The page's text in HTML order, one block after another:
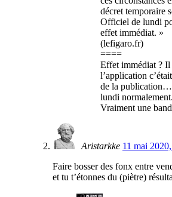
décret temporaire
Officiel de lundi
effet immédiat. »
(lefigaro.fr)
====
Effet immédiat ? Il
l’application
de la publication…
lundi
Vraiment une
Aristarkke 11 mai
Faire bosser des fonx entre
et tu t’étonnes du (piètre)